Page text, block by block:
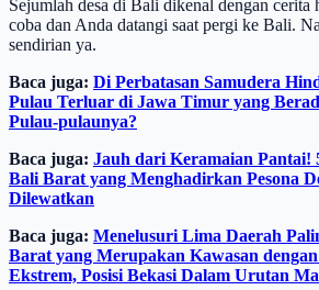
Sejumlah desa di Bali dikenal dengan cerita
coba dan Anda datangi saat pergi ke Bali.
sendirian ya.
Baca juga: Di Perbatasan Samudera
Pulau Terluar di Jawa Timur yang
Pulau-pulaunya?
Baca juga: Jauh dari Keramaian Pantai!
Bali Barat yang Menghadirkan Pesona
Dilewatkan
Baca juga: Menelusuri Lima Daerah
Barat yang Merupakan Kawasan
Ekstrem, Posisi Bekasi Dalam Urutan